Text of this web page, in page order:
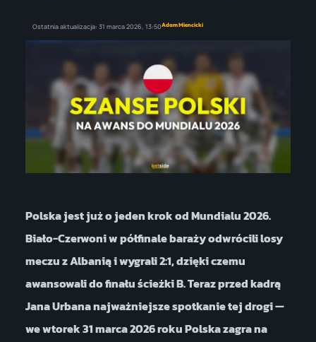
Ostatnia aktualizacja: 31 marca 2026, 13:50Adam Miencicki
Polska jest już o jeden krok od Mundialu 2026.
Biało-Czerwoni w półfinale baraży odwrócili losy
meczu z Albanią i wygrali 2:1, dzięki czemu
awansowali do finału ścieżki B. Teraz przed kadrą
Jana Urbana najważniejsze spotkanie tej drogi —
we wtorek 31 marca 2026 roku Polska zagra na